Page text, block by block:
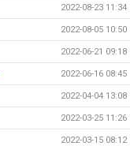
2022-08-23 11:34
2022-08-05 10:50
2022-06-21 09:18
2022-06-16 08:45
2022-04-04 13:08
2022-03-25 11:26
2022-03-15 08:12